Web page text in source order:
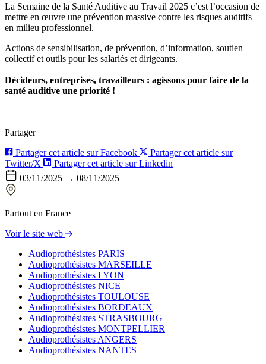
La Semaine de la Santé Auditive au Travail 2025 c’est l’occasion de
mettre en œuvre une prévention massive contre les risques auditifs
en milieu professionnel.
Actions de sensibilisation, de prévention, d’information, soutien
collectif et outils pour les salariés et dirigeants.
Décideurs, entreprises, travailleurs : agissons pour faire de la
santé auditive une priorité !
Partager
Partager cet article sur Facebook
Partager cet article sur
Twitter/X
Partager cet article sur Linkedin
03/11/2025 → 08/11/2025
Partout en France
Voir le site web
Audioprothésistes PARIS
Audioprothésistes MARSEILLE
Audioprothésistes LYON
Audioprothésistes NICE
Audioprothésistes TOULOUSE
Audioprothésistes BORDEAUX
Audioprothésistes STRASBOURG
Audioprothésistes MONTPELLIER
Audioprothésistes ANGERS
Audioprothésistes NANTES